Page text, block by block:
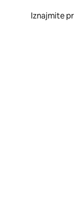
Iznajmite
zaslonu.